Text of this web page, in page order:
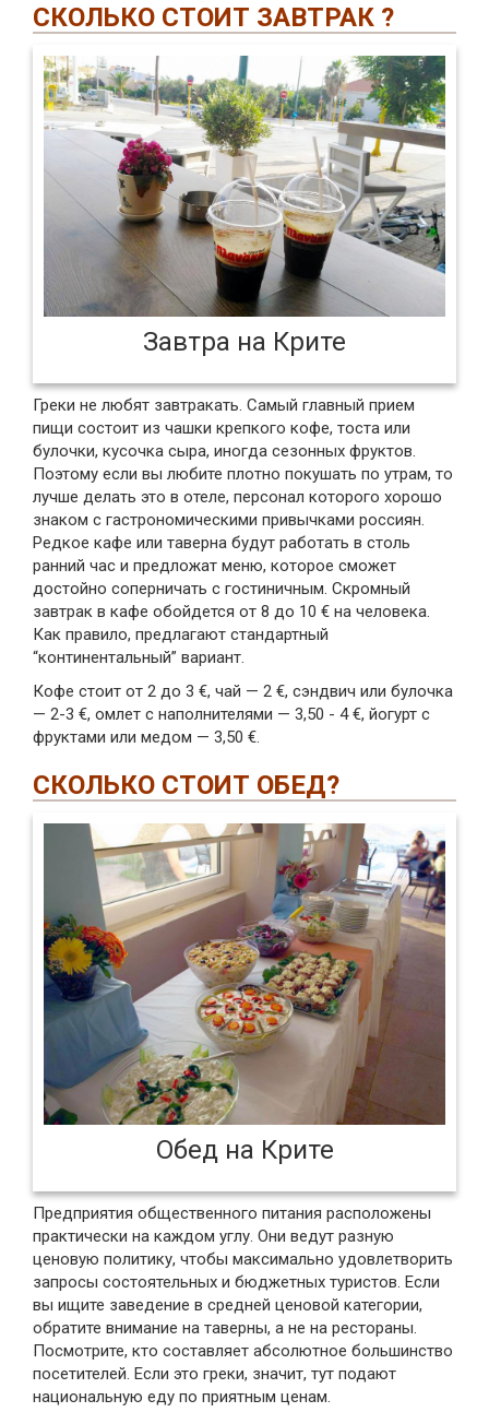
СКОЛЬКО СТОИТ ЗАВТРАК ?
Завтра на Крите
Греки не любят завтракать. Самый главный прием
пищи состоит из чашки крепкого кофе, тоста или
булочки, кусочка сыра, иногда сезонных фруктов.
Поэтому если вы любите плотно покушать по утрам, то
лучше делать это в отеле, персонал которого хорошо
знаком с гастрономическими привычками россиян.
Редкое кафе или таверна будут работать в столь
ранний час и предложат меню, которое сможет
достойно соперничать с гостиничным. Скромный
завтрак в кафе обойдется от 8 до 10 € на человека.
Как правило, предлагают стандартный
“континентальный” вариант.
Кофе стоит от 2 до 3 €, чай — 2 €, сэндвич или булочка
— 2-3 €, омлет с наполнителями — 3,50 - 4 €, йогурт с
фруктами или медом — 3,50 €.
СКОЛЬКО СТОИТ ОБЕД?
Обед на Крите
Предприятия общественного питания расположены
практически на каждом углу. Они ведут разную
ценовую политику, чтобы максимально удовлетворить
запросы состоятельных и бюджетных туристов. Если
вы ищите заведение в средней ценовой категории,
обратите внимание на таверны, а не на рестораны.
Посмотрите, кто составляет абсолютное большинство
посетителей. Если это греки, значит, тут подают
национальную еду по приятным ценам.